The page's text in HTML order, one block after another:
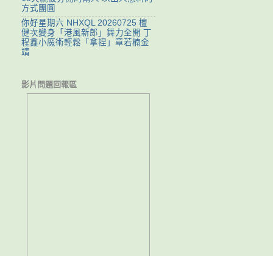
方式團圓
你好星期六 NHXQL 20260725 檀
健次變身「港風新郎」舞力全開 丁
程鑫小魔術輕鬆「拿捏」章若楠金
靖
影片問題回報區